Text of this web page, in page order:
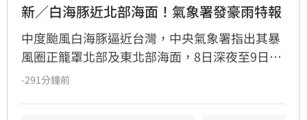
新／白海豚近北部海面！氣象署發豪雨特報
中度颱風白海豚逼近台灣，中央氣象署指出其暴
風圈正籠罩北部及東北部海面，8日深夜至9日白
天是影響最劇烈時刻。受外圍環流影響，中北部
-291分鐘前